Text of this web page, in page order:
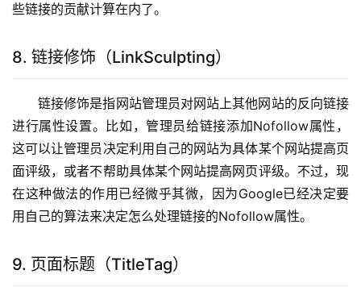
些链接的贡献计算在内了。
8. 链接修饰（LinkSculpting）
链接修饰是指网站管理员对网站上其他网站的反向链接
进行属性设置。比如，管理员给链接添加Nofollow属性，
这可以让管理员决定利用自己的网站为具体某个网站提高页
面评级，或者不帮助具体某个网站提高网页评级。不过，现
在这种做法的作用已经微乎其微，因为Google已经决定要
用自己的算法来决定怎么处理链接的Nofollow属性。
9. 页面标题（TitleTag）